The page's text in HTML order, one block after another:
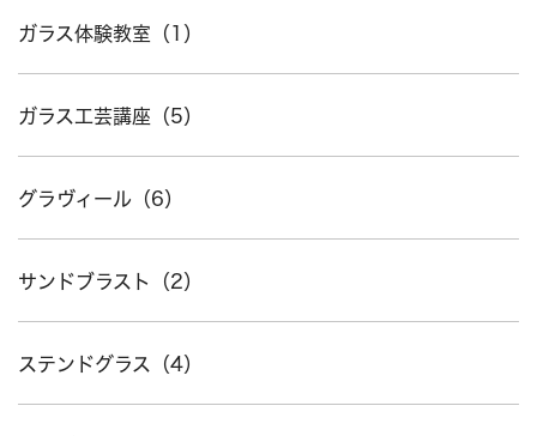
ガラス体験教室（1）
ガラス工芸講座（5）
グラヴィール（6）
サンドブラスト（2）
ステンドグラス（4）